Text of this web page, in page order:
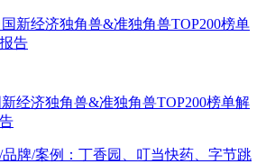
经济独角兽&准独角兽TOP200榜单解
牌/案例：丁香园、叮当快药、字节跳